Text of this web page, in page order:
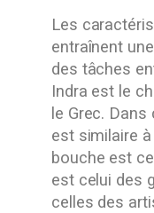
Les
entraînent
des tâches
Indra est le
le Grec.
est similaire
bouche est
est celui des
celles des